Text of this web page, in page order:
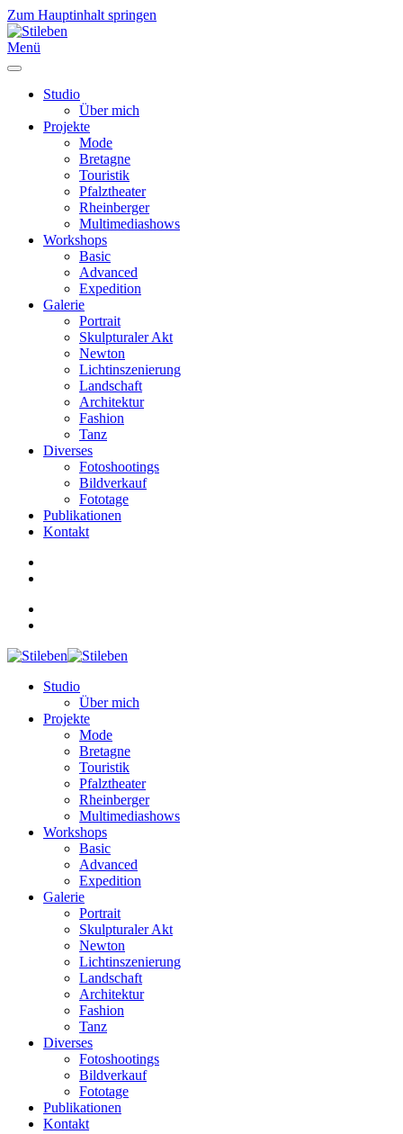
Zum Hauptinhalt springen
Menü
Studio
Über mich
Projekte
Mode
Bretagne
Touristik
Pfalztheater
Rheinberger
Multimediashows
Workshops
Basic
Advanced
Expedition
Galerie
Portrait
Skulpturaler Akt
Newton
Lichtinszenierung
Landschaft
Architektur
Fashion
Tanz
Diverses
Fotoshootings
Bildverkauf
Fototage
Publikationen
Kontakt
Studio
Über mich
Projekte
Mode
Bretagne
Touristik
Pfalztheater
Rheinberger
Multimediashows
Workshops
Basic
Advanced
Expedition
Galerie
Portrait
Skulpturaler Akt
Newton
Lichtinszenierung
Landschaft
Architektur
Fashion
Tanz
Diverses
Fotoshootings
Bildverkauf
Fototage
Publikationen
Kontakt